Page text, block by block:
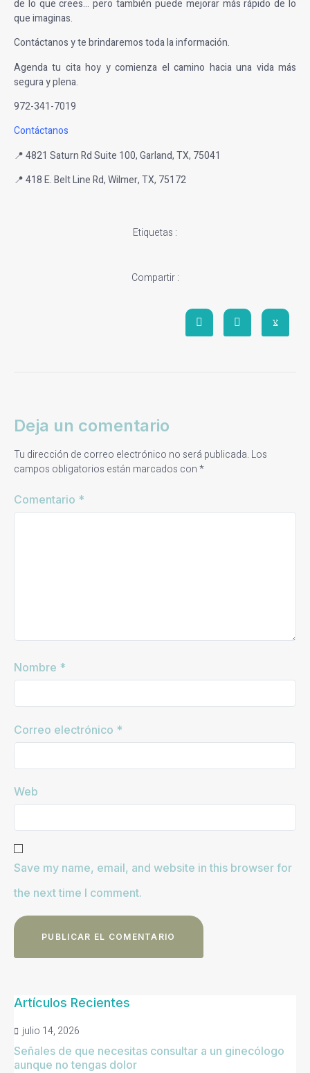
de lo que crees… pero también puede mejorar más rápido de lo
que imaginas.
Contáctanos y te brindaremos toda la información.
Agenda tu cita hoy y comienza el camino hacia una vida más
segura y plena.
972-341-7019
Contáctanos
📍 4821 Saturn Rd Suite 100, Garland, TX, 75041
📍 418 E. Belt Line Rd, Wilmer, TX, 75172
Etiquetas :
Compartir :
Deja un comentario
Tu dirección de correo electrónico no será publicada. Los
campos obligatorios están marcados con*
Comentario *
Nombre *
Correo electrónico *
Web
Save my name, email, and website in this browser for
the next time I comment.
Artículos Recientes
julio 14, 2026
Señales de que necesitas consultar a un ginecólogo
aunque no tengas dolor